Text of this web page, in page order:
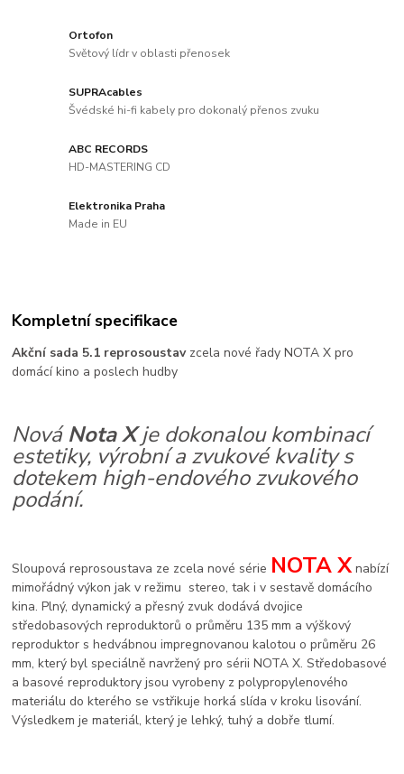
Ortofon
Světový lídr v oblasti přenosek
SUPRAcables
Švédské hi-fi kabely pro dokonalý přenos zvuku
ABC RECORDS
HD-MASTERING CD
Elektronika Praha
Made in EU
Kompletní specifikace
Akční sada 5.1 reprosoustavzcela nové řady NOTA X pro
domácí kino a poslech hudby
NováNota Xje dokonalou kombinací
estetiky, výrobní a zvukové kvality s
dotekem high-endového zvukového
podání.
Sloupová reprosoustava ze zcela nové série NOTA Xnabízí
mimořádný výkon jak v režimu stereo, tak i v sestavě domácího
kina. Plný, dynamický a přesný zvuk dodává dvojice
středobasových reproduktorů o průměru 135 mm a výškový
reproduktor s hedvábnou impregnovanou kalotou o průměru 26
mm, který byl speciálně navržený pro sérii NOTA X. Středobasové
a basové reproduktory jsou vyrobeny z polypropylenového
materiálu do kterého se vstřikuje horká slída v kroku lisování.
Výsledkem je materiál, který je lehký, tuhý a dobře tlumí.